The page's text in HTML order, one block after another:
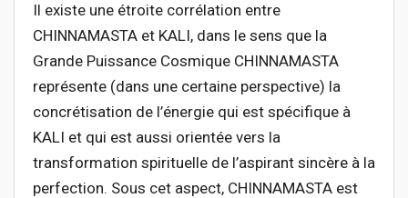
Il existe une étroite corrélation entre
CHINNAMASTA et KALI, dans le sens que la
Grande Puissance Cosmique CHINNAMASTA
représente (dans une certaine perspective) la
concrétisation de l’énergie qui est spécifique à
KALI et qui est aussi orientée vers la
transformation spirituelle de l’aspirant sincère à la
perfection. Sous cet aspect, CHINNAMASTA est